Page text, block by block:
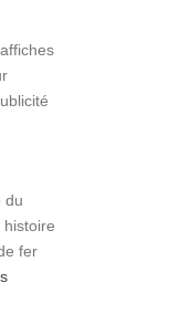
du
histoire
fer